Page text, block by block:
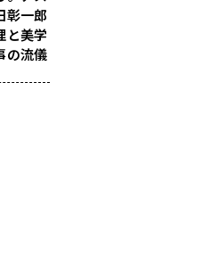
彰一郎
と美学
の流儀